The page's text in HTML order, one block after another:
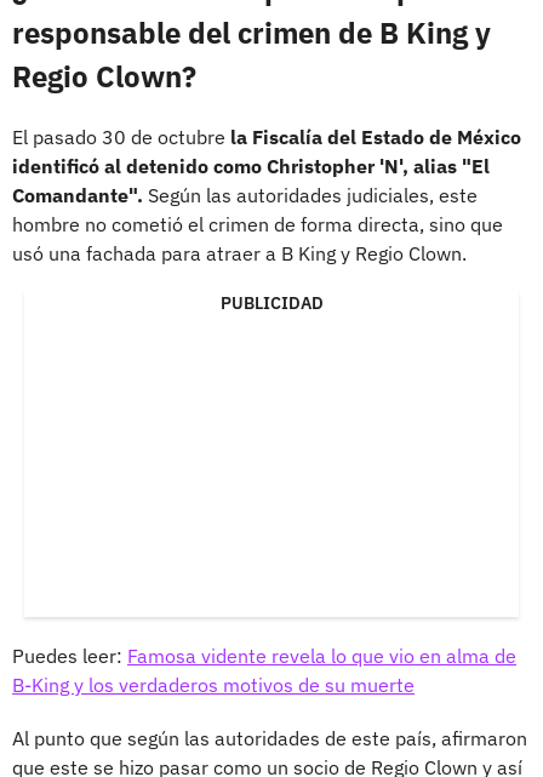
responsable del crimen de B King y
Regio Clown?
El pasado 30 de octubre la Fiscalía del Estado de México
identificó al detenido como Christopher 'N', alias "El
Comandante". Según las autoridades judiciales, este
hombre no cometió el crimen de forma directa, sino que
usó una fachada para atraer a B King y Regio Clown.
PUBLICIDAD
Puedes leer: Famosa vidente revela lo que vio en alma de
B-King y los verdaderos motivos de su muerte
Al punto que según las autoridades de este país, afirmaron
que este se hizo pasar como un socio de Regio Clown y así